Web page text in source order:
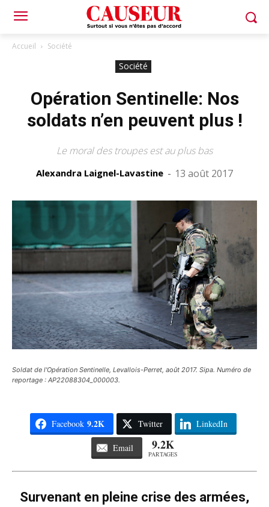
Accueil Société
Société
Opération Sentinelle: Nos
soldats n’en peuvent plus !
Le moral des troupes est au plus bas
Alexandra Laignel-Lavastine - 13 août 2017
Soldat de l'Opération Sentinelle, Levallois-Perret, août 2017. Sipa. Numéro de
reportage : AP22088304_000003.
Facebook 9.2K Twitter LinkedIn
Email 9.2K
PARTAGES
Survenant en pleine crise des armées,